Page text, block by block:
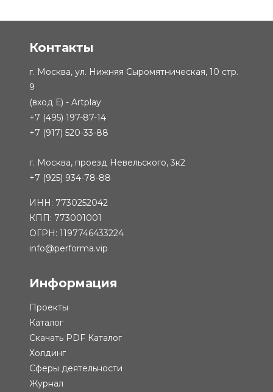
Контакты
г. Москва, ул. Нижняя Сыромятническая, 10 стр.
9
(вход Е) - Artplay
+7 (495) 197-87-14
+7 (917) 520-33-88
г. Москва, проезд Невельского, 3к2
+7 (925) 934-78-88
ИНН: 7730252042
КПП: 773001001
ОГРН: 1197746433224
info@performa.vip
Информация
Проекты
Каталог
Скачать PDF Каталог
Холдинг
Сферы деятельности
Журнал